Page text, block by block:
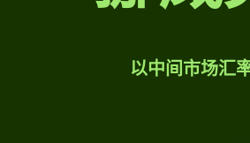
以中间市场汇